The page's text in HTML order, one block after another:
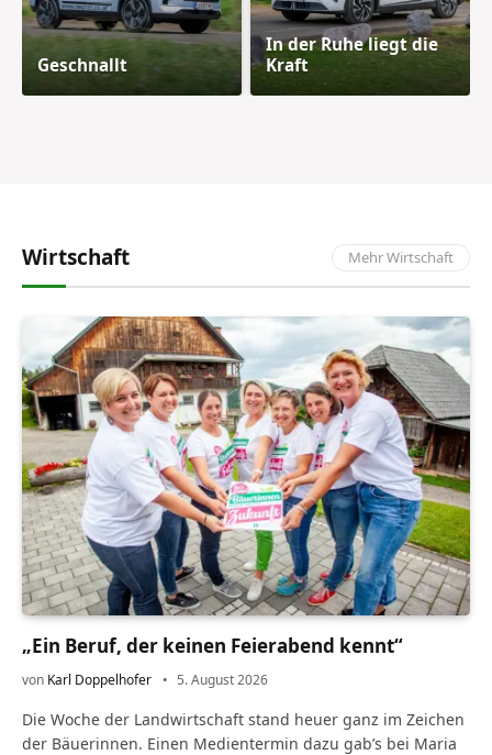
Geschnallt
In der Ruhe liegt die
Kraft
Wirtschaft Mehr Wirtschaft
„Ein Beruf, der keinen Feierabend kennt“
von Karl Doppelhofer 5. August 2026
Die Woche der Landwirtschaft stand heuer ganz im Zeichen
der Bäuerinnen. Einen Medientermin dazu gab’s bei Maria